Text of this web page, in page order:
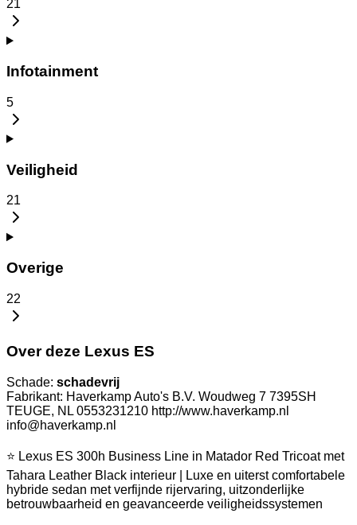
21
Infotainment
5
Veiligheid
21
Overige
22
Over deze Lexus ES
Schade: schadevrij
Fabrikant: Haverkamp Auto's B.V. Woudweg 7 7395SH
TEUGE, NL 0553231210 http://www.haverkamp.nl
info@haverkamp.nl
⭐ Lexus ES 300h Business Line in Matador Red Tricoat met
Tahara Leather Black interieur | Luxe en uiterst comfortabele
hybride sedan met verfijnde rijervaring, uitzonderlijke
betrouwbaarheid en geavanceerde veiligheidssystemen